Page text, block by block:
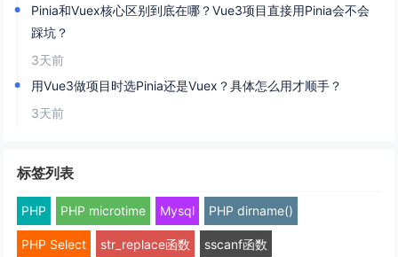
Pinia和Vuex核心区别到底在哪？Vue3项目直接用Pinia会不会
踩坑？
3天前
用Vue3做项目时选Pinia还是Vuex？具体怎么用才顺手？
3天前
标签列表
PHP PHP microtime Mysql PHP dirname()
PHP Select str_replace函数 sscanf函数